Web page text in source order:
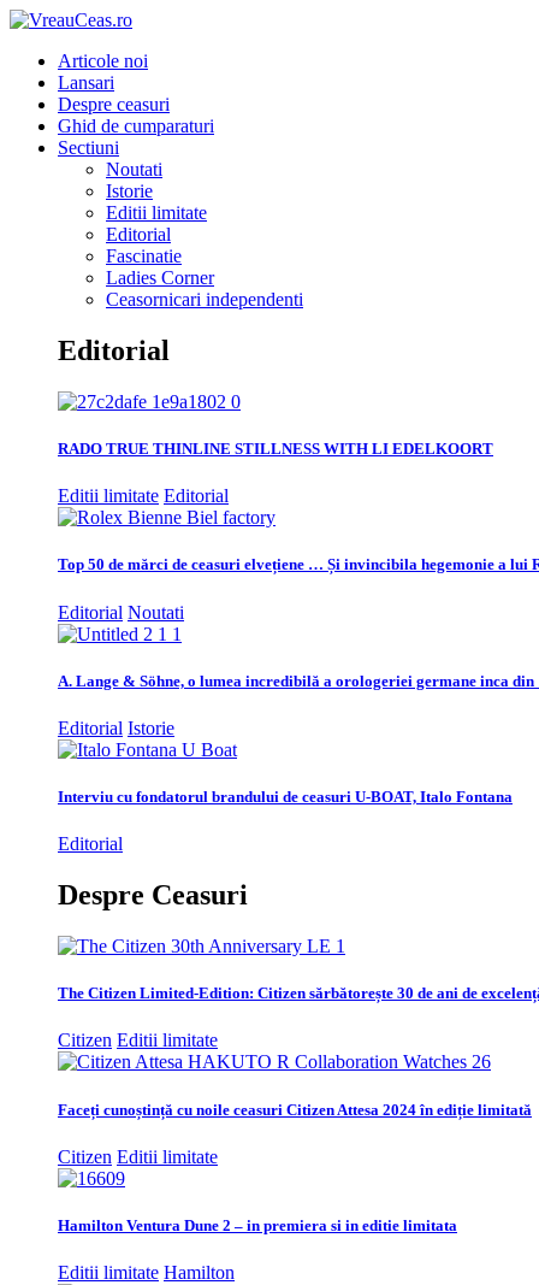
Articole noi
Lansari
Despre ceasuri
Ghid de cumparaturi
Sectiuni
Noutati
Istorie
Editii limitate
Editorial
Fascinatie
Ladies Corner
Ceasornicari independenti
Editorial
RADO TRUE THINLINE STILLNESS WITH LI EDELKOORT
Editii limitate Editorial
Top 50 de mărci de ceasuri elvețiene … Și invincibila hegemonie a lui
Editorial Noutati
A. Lange & Söhne, o lumea incredibilă a orologeriei germane inca din
Editorial Istorie
Interviu cu fondatorul brandului de ceasuri U-BOAT, Italo Fontana
Editorial
Despre Ceasuri
The Citizen Limited-Edition: Citizen sărbătorește 30 de ani de
Citizen Editii limitate
Faceți cunoștință cu noile ceasuri Citizen Attesa 2024 în ediție limitată
Citizen Editii limitate
Hamilton Ventura Dune 2 – in premiera si in editie limitata
Editii limitate Hamilton